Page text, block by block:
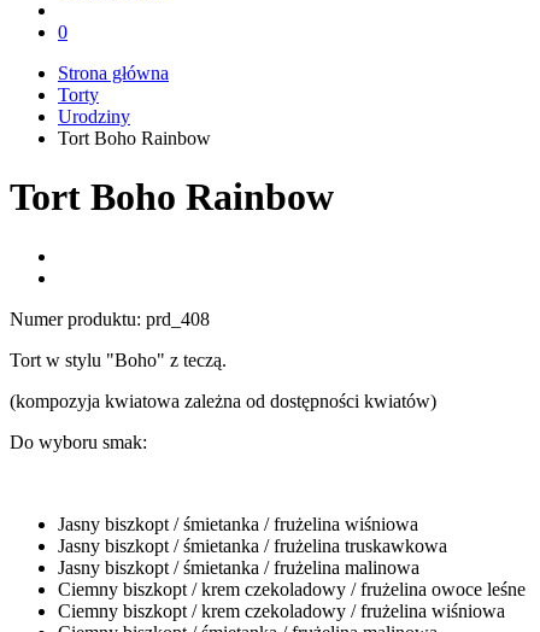
0
Strona główna
Torty
Urodziny
Tort Boho Rainbow
Tort Boho Rainbow
Numer produktu: prd_408
Tort w stylu "Boho" z teczą.
(kompozyja kwiatowa zależna od dostępności kwiatów)
Do wyboru smak:
Jasny biszkopt / śmietanka / frużelina wiśniowa
Jasny biszkopt / śmietanka / frużelina truskawkowa
Jasny biszkopt / śmietanka / frużelina malinowa
Ciemny biszkopt / krem czekoladowy / frużelina owoce leśne
Ciemny biszkopt / krem czekoladowy / frużelina wiśniowa